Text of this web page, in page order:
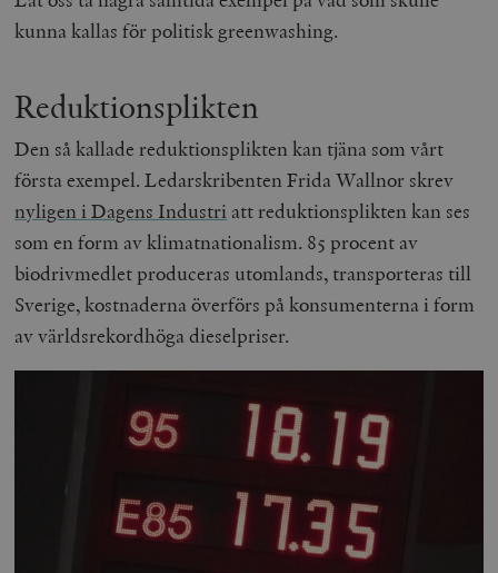
kunna kallas för politisk greenwashing.
Reduktionsplikten
Den så kallade reduktionsplikten kan tjäna som vårt
första exempel. Ledarskribenten Frida Wallnor skrev
nyligen i Dagens Industri att reduktionsplikten kan ses
som en form av klimatnationalism. 85 procent av
biodrivmedlet produceras utomlands, transporteras till
Sverige, kostnaderna överförs på konsumenterna i form
av världsrekordhöga dieselpriser.